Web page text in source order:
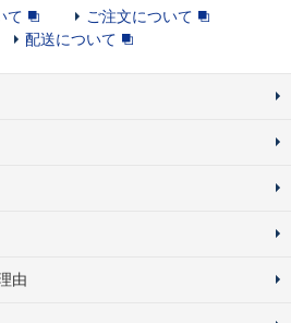
て
ご注文について
配送について
由